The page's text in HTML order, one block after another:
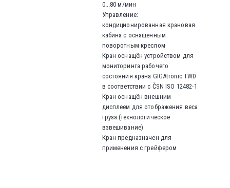
0...80м/мин
Управление:
кондиционированная крановая
кабина с оснащённым
поворотным креслом
Кран оснащён устройством для
мониторинга рабочего
состояния крана GIGAtronic TWD
в соответствии с ČSN ISO 12482-1
Кран оснащён внешним
дисплеем для отображения веса
груза (технологическое
взвешивание)
Кран предназначен для
применения с грейфером